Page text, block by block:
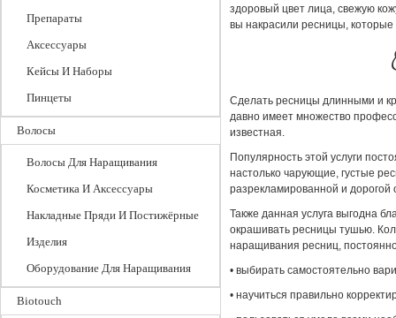
Препараты
Аксессуары
Кейсы И Наборы
Пинцеты
Волосы
Волосы Для Наращивания
Косметика И Аксессуары
Накладные Пряди И Постижёрные
Изделия
Оборудование Для Наращивания
Biotouch
здоровый цвет лица, свежую
вы накрасили ресницы,
Сделать ресницы длинными и
давно имеет множество
известная.
Популярность этой услуги
настолько чарующие, густые
разрекламированной и дорогой
Также данная услуга выгодна
окрашивать ресницы тушью.
наращивания ресниц,
• выбирать самостоятельно
• научиться правильно